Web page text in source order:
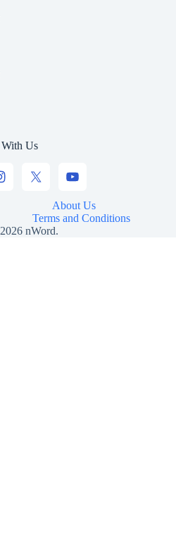
Us
About Us
Terms and Conditions
nWord.